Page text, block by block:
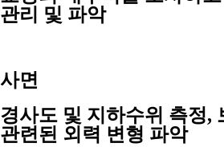
관리 및 파악
사면
경사도 및 지하수위 측정,
관련된 외력 변형 파악